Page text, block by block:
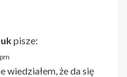
pisze:
wiedziałem, że da się